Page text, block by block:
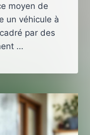
moyen de
un véhicule à
par des
…